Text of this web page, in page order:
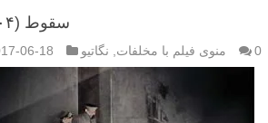
سقوط (۲۰۰۴)
06-18 منوی فیلم با مخلفات نگاتیو 0